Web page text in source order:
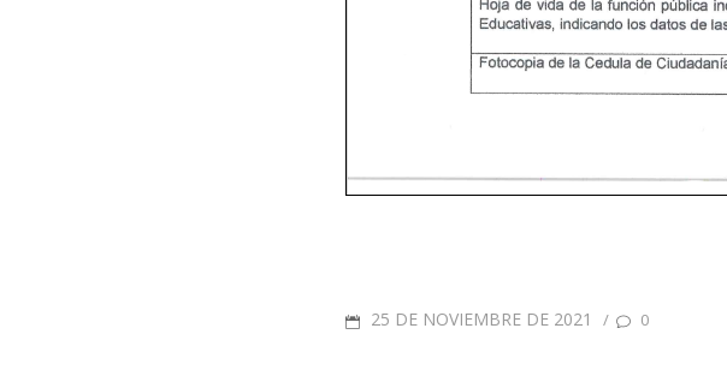
25 DE NOVIEMBRE DE 2021 / 0